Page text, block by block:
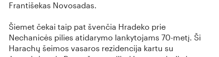
Františekas Novosadas.
Šiemet čekai taip pat švenčia Hradeko prie
Nechanicės pilies atidarymo lankytojams 70-metį. Ši
Harachų šeimos vasaros rezidencija kartu su